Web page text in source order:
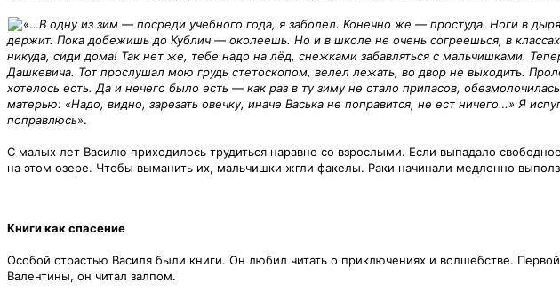
«…В одну из зим — посреди учебного года, я заболел. Конечно же — простуда. Ноги в
держит. Пока добежишь до Кублич — околеешь. Но и в школе не очень согреешься, в
никуда, сиди дома! Так нет же, тебе надо на лёд, снежками забавляться с мальчишками.
Дашкевича. Тот прослушал мою грудь стетоскопом, велел лежать, во двор не выходить.
хотелось есть. Да и нечего было есть — как раз в ту зиму не стало припасов,
матерью: «Надо, видно, зарезать овечку, иначе Васька не поправится, не ест ничего…» Я
поправлюсь».
С малых лет Василю приходилось трудиться наравне со взрослыми. Если выпадало
на этом озере. Чтобы выманить их, мальчишки жгли факелы. Раки начинали медленно
Книги как спасение
Особой страстью Василя были книги. Он любил читать о приключениях и волшебстве.
Валентины, он читал залпом.